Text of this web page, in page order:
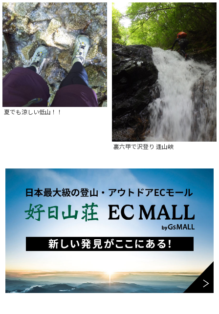
夏でも涼しい低山！！
裏六甲で沢登り 逢山峡